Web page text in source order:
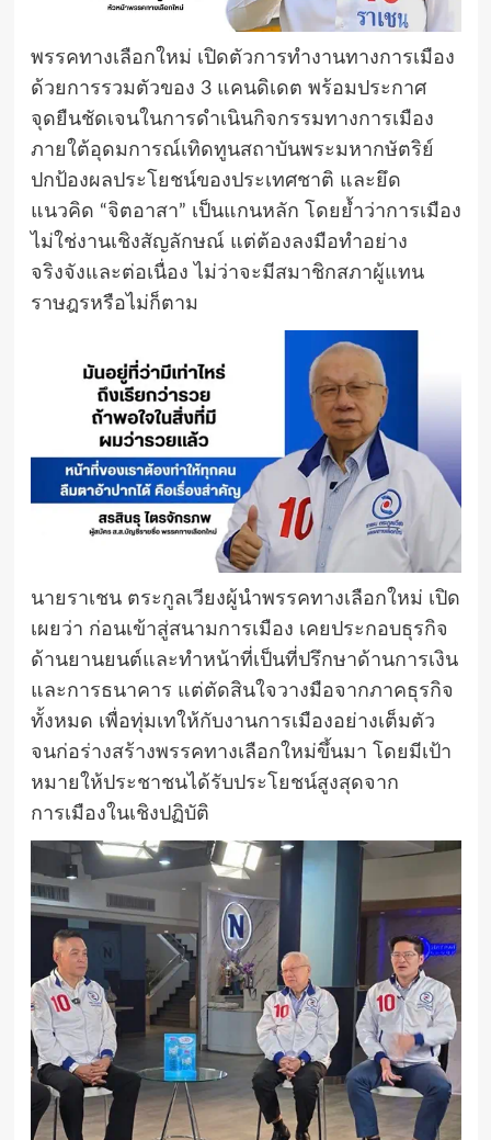
พรรคทางเลือกใหม่ เปิดตัวการทำงานทางการเมือง
ด้วยการรวมตัวของ 3 แคนดิเดต พร้อมประกาศ
จุดยืนชัดเจนในการดำเนินกิจกรรมทางการเมือง
ภายใต้อุดมการณ์เทิดทูนสถาบันพระมหากษัตริย์
ปกป้องผลประโยชน์ของประเทศชาติ และยึด
แนวคิด “จิตอาสา” เป็นแกนหลัก โดยย้ำว่าการเมือง
ไม่ใช่งานเชิงสัญลักษณ์ แต่ต้องลงมือทำอย่าง
จริงจังและต่อเนื่อง ไม่ว่าจะมีสมาชิกสภาผู้แทน
ราษฎรหรือไม่ก็ตาม
นายราเชน ตระกูลเวียงผู้นำพรรคทางเลือกใหม่ เปิด
เผยว่า ก่อนเข้าสู่สนามการเมือง เคยประกอบธุรกิจ
ด้านยานยนต์และทำหน้าที่เป็นที่ปรึกษาด้านการเงิน
และการธนาคาร แต่ตัดสินใจวางมือจากภาคธุรกิจ
ทั้งหมด เพื่อทุ่มเทให้กับงานการเมืองอย่างเต็มตัว
จนก่อร่างสร้างพรรคทางเลือกใหม่ขึ้นมา โดยมีเป้า
หมายให้ประชาชนได้รับประโยชน์สูงสุดจาก
การเมืองในเชิงปฏิบัติ